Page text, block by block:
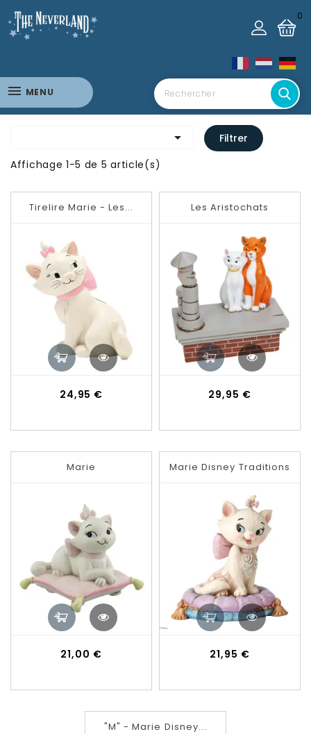
0
MENU

Filtrer
Affichage 1-5 de 5 article(s)
Tirelire Marie - Les...
24,95 €
Les Aristochats
29,95 €Prix
Marie
21,00 €Prix
Marie Disney Traditions
21,95 €Prix
"M" - Marie Disney...